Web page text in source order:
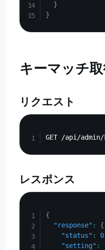
}
}
キーマッチ
リクエスト
レスポンス
{
"response" :
{
"status" : 0
"setting" :